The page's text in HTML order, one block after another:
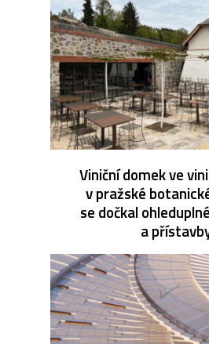
Viniční domek ve
v pražské
se dočkal
a